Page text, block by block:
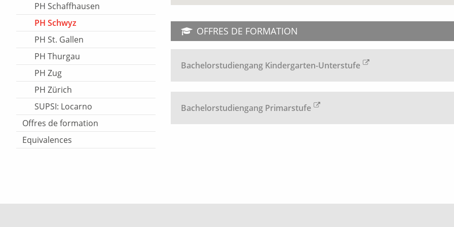
PH Schaffhausen
PH Schwyz
PH St. Gallen
PH Thurgau
PH Zug
PH Zürich
SUPSI: Locarno
Offres de formation
Equivalences
OFFRES DE FORMATION
Bachelorstudiengang Kindergarten-Unterstufe
Bachelorstudiengang Primarstufe